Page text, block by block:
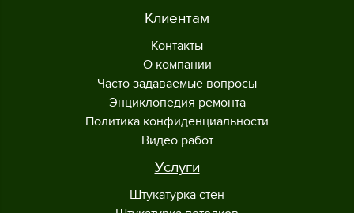
Клиентам
Контакты
О компании
Часто задаваемые вопросы
Энциклопедия ремонта
Политика конфиденциальности
Видео работ
Услуги
Штукатурка стен